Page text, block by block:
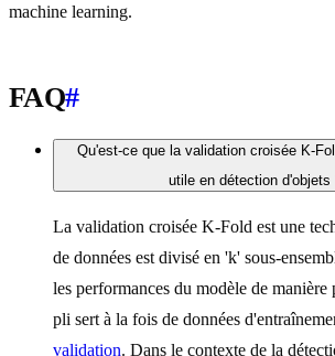
machine learning.
FAQ#
Qu'est-ce que la validation croisée K-
utile en détection d'objets
La validation croisée K-Fold est une
de données est divisé en 'k' sous-
les performances du modèle de
pli sert à la fois de données
validation. Dans le contexte de la